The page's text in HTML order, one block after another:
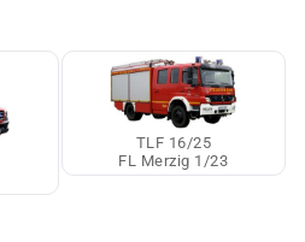
TLF 16/25
FL Merzig 1/23